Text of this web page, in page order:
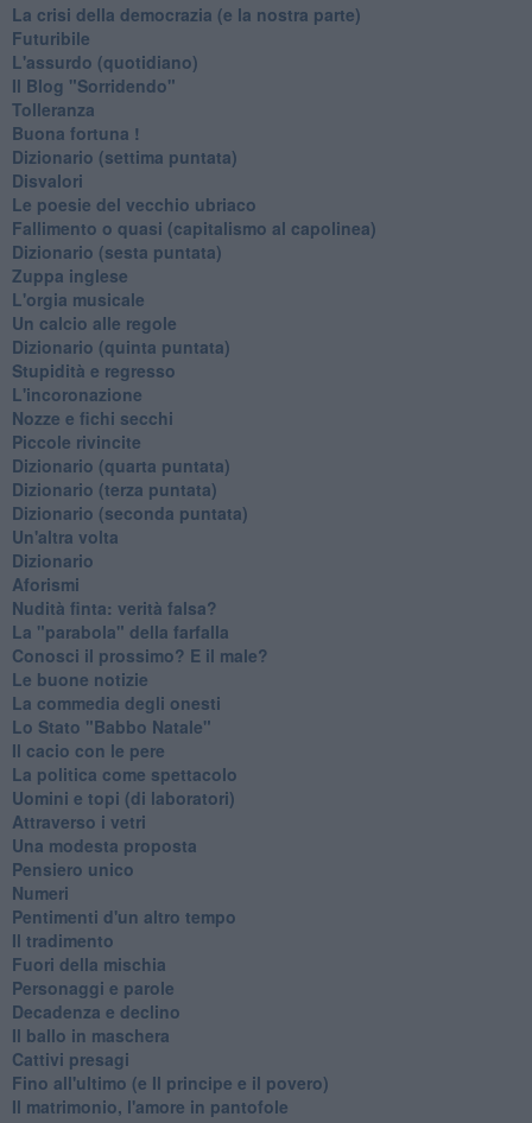
La crisi della democrazia (e la nostra parte)
Futuribile
L'assurdo (quotidiano)
Il Blog "Sorridendo"
Tolleranza
Buona fortuna !
​Dizionario (settima puntata)
Disvalori
Le poesie del vecchio ubriaco
Fallimento o quasi (capitalismo al capolinea)
Dizionario (sesta puntata)
Zuppa inglese
L'orgia musicale
Un calcio alle regole
Dizionario (quinta puntata)
Stupidità e regresso
L'incoronazione
Nozze e fichi secchi
Piccole rivincite
​Dizionario (quarta puntata)
​Dizionario (terza puntata)
​Dizionario (seconda puntata)
Un'altra volta
Dizionario
Aforismi
Nudità finta: verità falsa?
La "parabola" della farfalla
Conosci il prossimo? E il male?
Le buone notizie
La commedia degli onesti
Lo Stato "Babbo Natale"
Il cacio con le pere
La politica come spettacolo
Uomini e topi (di laboratori)
Attraverso i vetri
Una modesta proposta
Pensiero unico
Numeri
Pentimenti d'un altro tempo
Il tradimento
Fuori della mischia
Personaggi e parole
Decadenza e declino
Il ballo in maschera
Cattivi presagi
Fino all'ultimo (e Il principe e il povero)
Il matrimonio, l'amore in pantofole